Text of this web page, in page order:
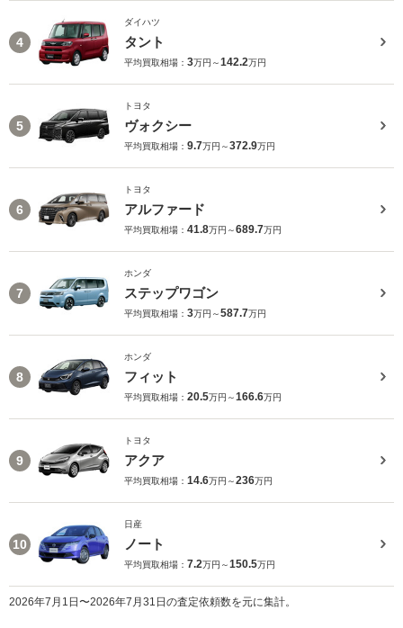
4
ダイハツ
タント
平均買取相場： 3万円～142.2万円
5
トヨタ
ヴォクシー
平均買取相場： 9.7万円～372.9万円
6
トヨタ
アルファード
平均買取相場： 41.8万円～689.7万円
7
ホンダ
ステップワゴン
平均買取相場： 3万円～587.7万円
8
ホンダ
フィット
平均買取相場： 20.5万円～166.6万円
9
トヨタ
アクア
平均買取相場： 14.6万円～236万円
10
日産
ノート
平均買取相場： 7.2万円～150.5万円
2026年7月1日〜2026年7月31日の査定依頼数を元に集計。